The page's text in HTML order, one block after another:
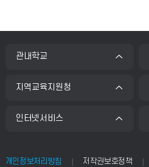
관내학교
지역교육지원청
인터넷서비스
개인정보처리방침 저작권보호정책